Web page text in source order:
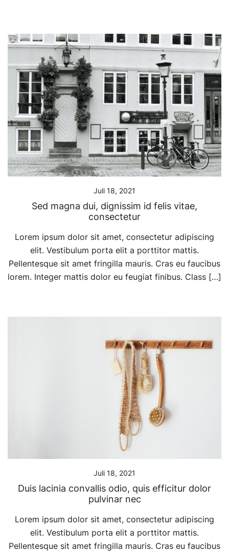
Juli 18, 2021
Sed magna dui, dignissim id felis vitae,
consectetur
Lorem ipsum dolor sit amet, consectetur adipiscing
elit. Vestibulum porta elit a porttitor mattis.
Pellentesque sit amet fringilla mauris. Cras eu faucibus
lorem. Integer mattis dolor eu feugiat finibus. Class […]
Juli 18, 2021
Duis lacinia convallis odio, quis efficitur dolor
pulvinar nec
Lorem ipsum dolor sit amet, consectetur adipiscing
elit. Vestibulum porta elit a porttitor mattis.
Pellentesque sit amet fringilla mauris. Cras eu faucibus